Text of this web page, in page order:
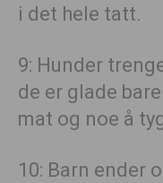
i det hele tatt.
9: Hunder
de er glade
mat og noe å
10: Barn ender